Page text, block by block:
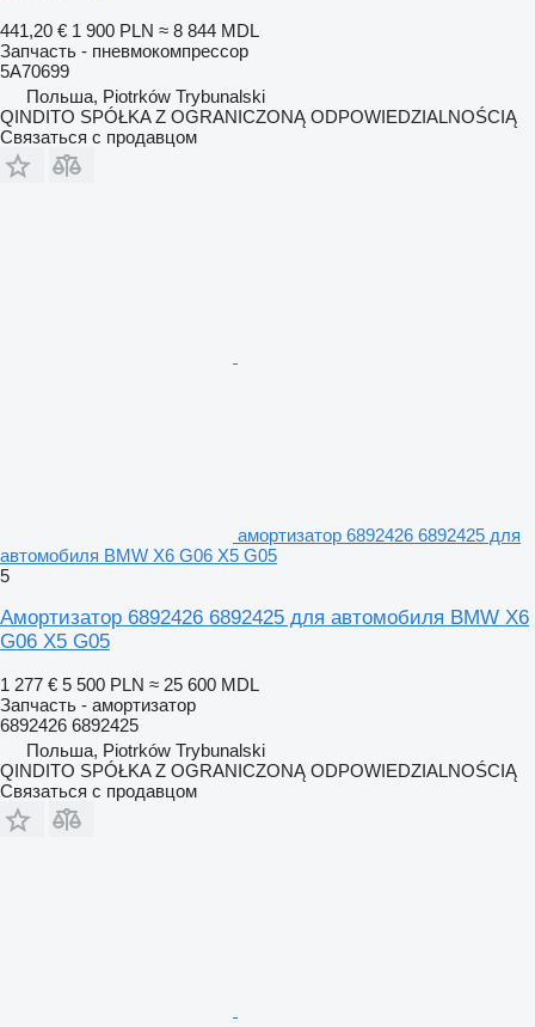
441,20 € 1 900 PLN ≈ 8 844 MDL
Запчасть - пневмокомпрессор
5A70699
Польша, Piotrków Trybunalski
QINDITO SPÓŁKA Z OGRANICZONĄ ODPOWIEDZIALNOŚCIĄ
Связаться с продавцом
амортизатор 6892426 6892425 для
автомобиля BMW X6 G06 X5 G05
5
Амортизатор 6892426 6892425 для автомобиля BMW X6
G06 X5 G05
1 277 € 5 500 PLN ≈ 25 600 MDL
Запчасть - амортизатор
6892426 6892425
Польша, Piotrków Trybunalski
QINDITO SPÓŁKA Z OGRANICZONĄ ODPOWIEDZIALNOŚCIĄ
Связаться с продавцом